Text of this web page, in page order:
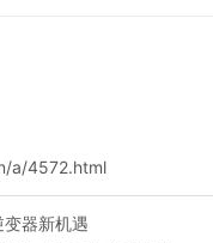
a/4572.html
器新机遇